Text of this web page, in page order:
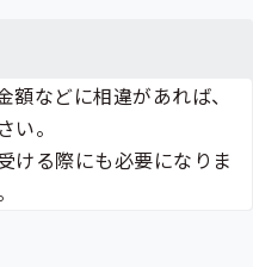
などに相違があれば、
い。
ける際にも必要になりま